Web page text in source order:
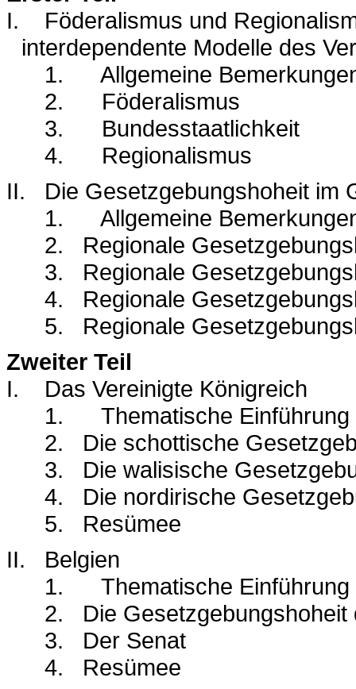
I.
Föderalismus und
interdependente Modelle des
1.
Allgemeine
2.
Föderalismus
3.
Bundesstaatlichkeit
4.
Regionalismus
II.
Die Gesetzgebungshoheit im
1.
Allgemeine
2.
Regionale
3.
Regionale
4.
Regionale
5.
Regionale
Zweiter Teil
I.
Das Vereinigte Königreich
1.
Thematische Einführung
2.
Die schottische
3.
Die walisische
4.
Die nordirische
5.
Resümee
II.
Belgien
1.
Thematische Einführung
2.
Die
3.
Der Senat
4.
Resümee